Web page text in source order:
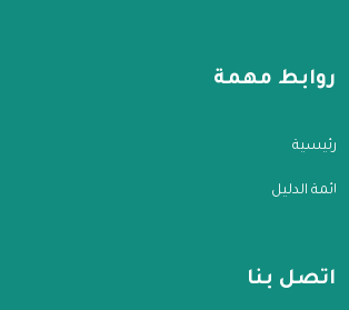
روابط مهمة
الرئيسية
قائمة الدليل
اتصل بنا